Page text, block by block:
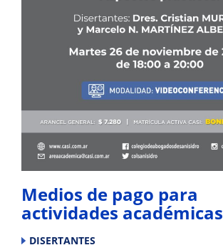
Medios de pago para
actividades académicas
DISERTANTES